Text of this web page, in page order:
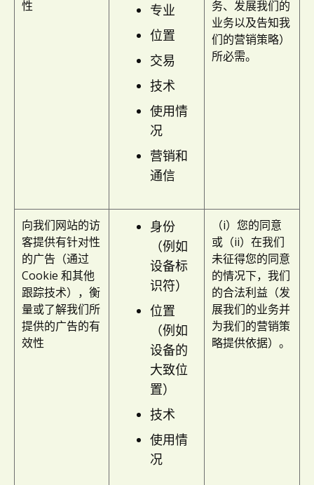
性
专业
位置
交易
技术
使用情
况
营销和
通信
务、发展我们的
业务以及告知我
们的营销策略）
所必需。
向我们网站的访
客提供有针对性
的广告（通过
Cookie 和其他
跟踪技术），衡
量或了解我们所
提供的广告的有
效性
身份
（例如
设备标
识符）
位置
（例如
设备的
大致位
置）
技术
使用情
况
（i）您的同意
或（ii）在我们
未征得您的同意
的情况下，我们
的合法利益（发
展我们的业务并
为我们的营销策
略提供依据）。